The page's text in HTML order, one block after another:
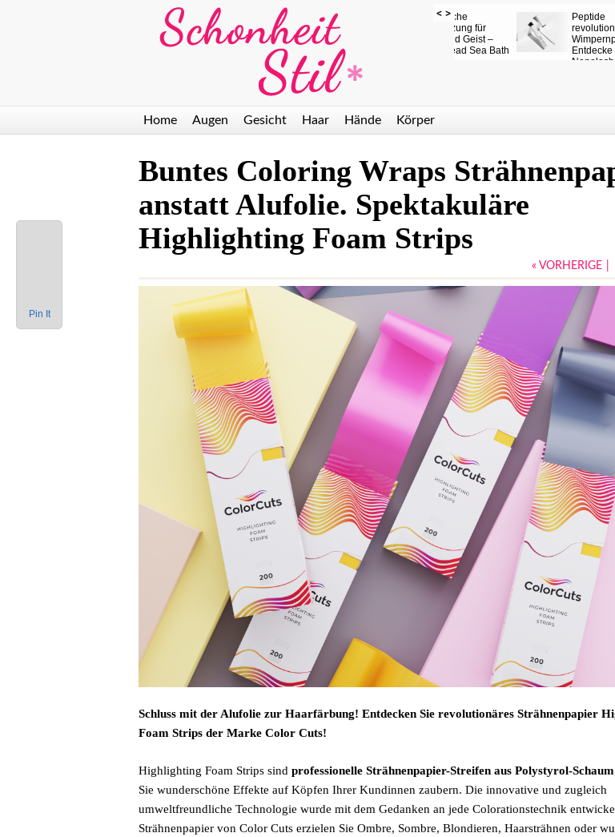
Peptide
revolutionieren die
Wimpernpflege:
Wimpernserum mit
von koreanischer
Hautpflege inspirierte
Nanolash vorgeklebte
Wimpern – Eine
Revolution im
Wimpernstyling zu
Home Augen Gesicht Haar Hände Körper
Buntes Coloring Wraps
anstatt Alufolie. Spektakuläre
Highlighting Foam Strips
« VORHERIGE
Schluss mit der Alufolie zur Haarfärbung! Entdecken Sie revolutionäres Strähnenpapier
Foam Strips der Marke Color Cuts!
Highlighting Foam Strips sind professionelle Strähnenpapier-Streifen aus Polystyrol-Schaum
Sie wunderschöne Effekte auf Köpfen Ihrer Kundinnen zaubern. Die innovative und zugleich
umweltfreundliche Technologie wurde mit dem Gedanken an jede Colorationstechnik
Strähnenpapier von Color Cuts erzielen Sie Ombre, Sombre, Blondieren, Haarsträhnen oder
Pin It